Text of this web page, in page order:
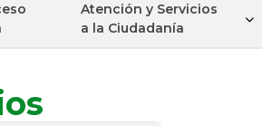
Atención y Servicios
a la Ciudadanía